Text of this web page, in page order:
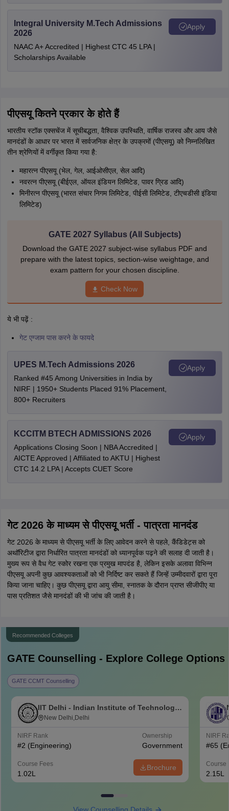
Integral University M.Tech Admissions
2026
NAAC A+ Accredited | Highest CTC 45 LPA |
Scholarships Available
Apply
पीएसयू कितने प्रकार के होते हैं
भारतीय स्टॉक एक्सचेंज में सूचीबद्धता, वैश्विक उपस्थिति, वार्षिक राजस्व और आय जैसे
मानदंडों के आधार पर भारत में सार्वजनिक क्षेत्र के उपक्रमों (पीएसयू) को निम्नलिखित
तीन श्रेणियों में वर्गीकृत किया गया है:
महारत्‍न पीएसयू (भेल, गेल, आईओसीएल, सेल आदि)
नवरत्‍न पीएसयू (बीईएल, ऑयल इंडियन लिमिटेड, पावर ग्रिड आदि)
मिनीरत्न पीएसयू (भारत संचार निगम लिमिटेड, पीईसी लिमिटेड, टीएचडीसी इंडिया
लिमिटेड)
GATE 2027 Syllabus (All Subjects)
Download the GATE 2027 subject-wise syllabus PDF and
prepare with the latest topics, section-wise weightage, and
exam pattern for your chosen discipline.
Check Now
ये भी पढ़ें :
गेट एग्जाम पास करने के फायदे
UPES M.Tech Admissions 2026
Ranked #45 Among Universities in India by
NIRF | 1950+ Students Placed 91% Placement,
800+ Recruiters
Apply
KCCITM BTECH ADMISSIONS 2026
Applications Closing Soon | NBA Accredited |
AICTE Approved | Affiliated to AKTU | Highest
CTC 14.2 LPA | Accepts CUET Score
Apply
गेट 2026 के माध्यम से पीएसयू भर्ती - पात्रता मानदंड
गेट 2026 के माध्यम से पीएसयू भर्ती के लिए आवेदन करने से पहले, कैंडिडेट्स को
अथॉरिटीज द्वारा निर्धारित पात्रता मानदंडों को ध्यानपूर्वक पढ़ने की सलाह दी जाती है।
मुख्य रूप से वैध गेट स्कोर रखना एक प्रमुख मापदंड है, लेकिन इसके अलावा विभिन्न
पीएसयू अपनी कुछ आवश्यकताओं को भी निर्दिष्ट कर सकते हैं जिन्हें उम्मीदवारों द्वारा पूरा
किया जाना चाहिए। कुछ पीएसयू द्वारा आयु सीमा, स्नातक के दौरान प्राप्त सीजीपीए या
पास प्रतिशत जैसे मानदंडों की भी जांच की जाती है।
Recommended Colleges
GATECounselling - Explore College Options
GATE CCMT Counselling
IIT Delhi - Indian Institute of Technology
Delhi
New Delhi,Delhi
NIRF Rank
#2 (Engineering)
Ownership
Government
Course Fees
1.02L
Brochure
NIRF
#65
Course
2.15L